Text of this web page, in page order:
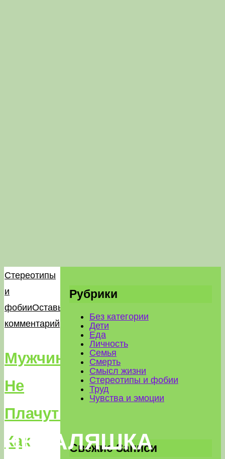
НЕВАЛЯШКА
Стереотипы
и
фобииОставьте
комментарий
Мужчины
Не
Плачут:
Как
Рубрики
Без категории
Дети
Еда
Личность
Семья
Смерть
Смысл жизни
Стереотипы и фобии
Труд
Чувства и эмоции
Свежие Записи